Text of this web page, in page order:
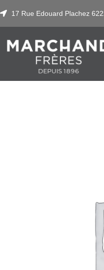
17 Rue Edouard Plachez